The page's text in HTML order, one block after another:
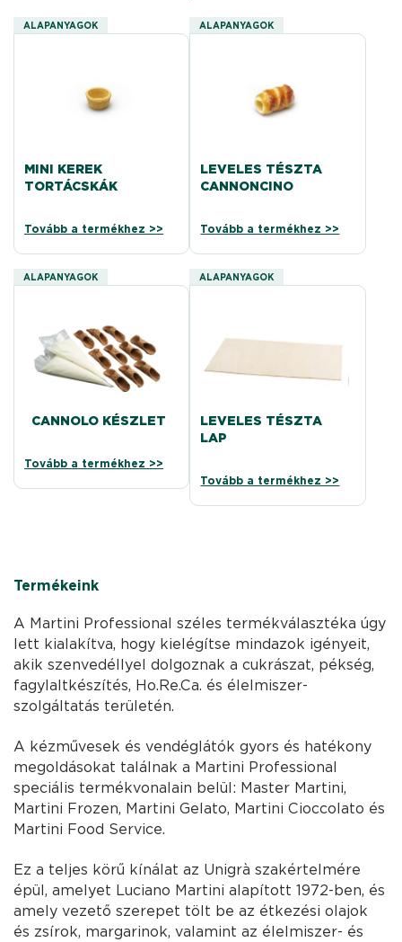
ALAPANYAGOK
MINI KEREK
TORTÁCSKÁK
Tovább a termékhez >>
ALAPANYAGOK
LEVELES TÉSZTA
CANNONCINO
Tovább a termékhez >>
ALAPANYAGOK
CANNOLO KÉSZLET
Tovább a termékhez >>
ALAPANYAGOK
LEVELES TÉSZTA
LAP
Tovább a termékhez >>
Termékeink
A Martini Professional széles termékválasztéka úgy
lett kialakítva, hogy kielégítse mindazok igényeit,
akik szenvedéllyel dolgoznak a cukrászat, pékség,
fagylaltkészítés, Ho.Re.Ca. és élelmiszer-
szolgáltatás területén.
A kézművesek és vendéglátók gyors és hatékony
megoldásokat találnak a Martini Professional
speciális termékvonalain belül: Master Martini,
Martini Frozen, Martini Gelato, Martini Cioccolato és
Martini Food Service.
Ez a teljes körű kínálat az Unigrà szakértelmére
épül, amelyet Luciano Martini alapított 1972-ben, és
amely vezető szerepet tölt be az étkezési olajok
és zsírok, margarinok, valamint az élelmiszer- és